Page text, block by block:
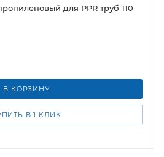
для PPR труб 110
В КОРЗИНУ
В 1 КЛИК